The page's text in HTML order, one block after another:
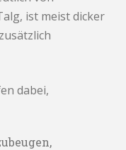
ist meist dicker
dabei,